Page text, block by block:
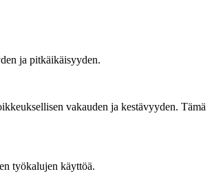
ja pitkäikäisyyden.
vakauden ja kestävyyden. Tämä
työkalujen käyttöä.